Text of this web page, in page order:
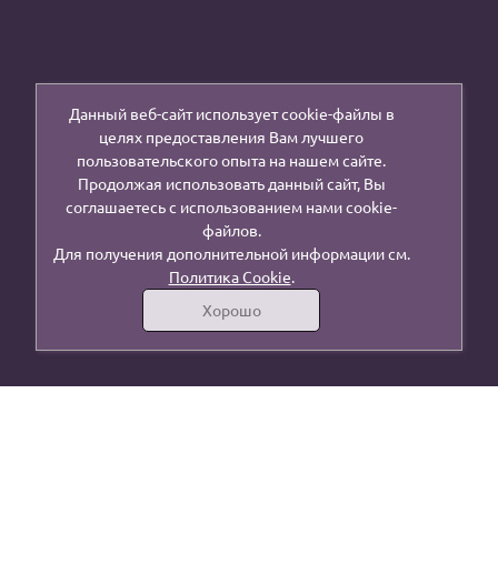
Данный веб-сайт использует cookie-файлы в
целях предоставления Вам лучшего
пользовательского опыта на нашем сайте.
Продолжая использовать данный сайт, Вы
соглашаетесь с использованием нами cookie-
файлов.
Для получения дополнительной информации см.
Политика Cookie.
Хорошо